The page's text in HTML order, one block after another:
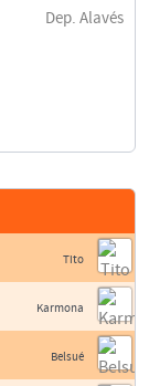
Dep. Alavés
Tito
Karmona
Belsué